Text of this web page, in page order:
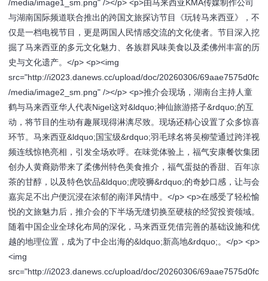
/media/image1_sm.png" /></p> <p>由马来西亚KMA传媒制作公司
与湖南国际频道联合推出的跨国文旅探访节目《玩转马来西亚》，不
仅是一档电视节目，更是两国人民情感交流的文化使者。节目深入挖
掘了马来西亚的多元文化魅力、各族群风味美食以及柔佛州丰富的历
史与文化遗产。</p> <p><img
src="http://i2023.danews.cc/upload/doc/20260306/69aae7575d0fc
/media/image2_sm.png" /></p> <p>推介会现场，湖南台主持人童
鹤与马来西亚华人代表Nigel这对&ldquo;神仙旅游搭子&rdquo;的互
动，将节目的生动有趣展现得淋漓尽致。现场还精心设置了众多惊喜
环节。马来西亚&ldquo;国宝级&rdquo;羽毛球名将吴柳莹通过跨洋视
频连线惊艳亮相，引发全场欢呼。在味觉体验上，福气安康餐饮集团
创办人黄裔勋带来了柔佛州特色美食推介，福气蛋挞的香甜、百年凉
茶的甘醇，以及特色饮品&ldquo;虎咬狮&rdquo;的奇妙口感，让与会
嘉宾足不出户便沉浸在浓郁的南洋风情中。</p> <p>在感受了轻松愉
悦的文旅魅力后，推介会的下半场无缝切换至硬核的经贸投资领域。
随着中国企业全球化布局的深化，马来西亚凭借完善的基础设施和优
越的地理位置，成为了中企出海的&ldquo;新高地&rdquo;。</p> <p>
<img
src="http://i2023.danews.cc/upload/doc/20260306/69aae7575d0fc